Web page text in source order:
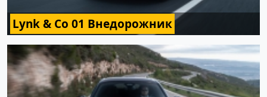
Lynk & Co 01 Внедорожник